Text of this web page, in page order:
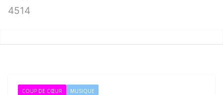
4514
COUP DE CŒUR MUSIQUE